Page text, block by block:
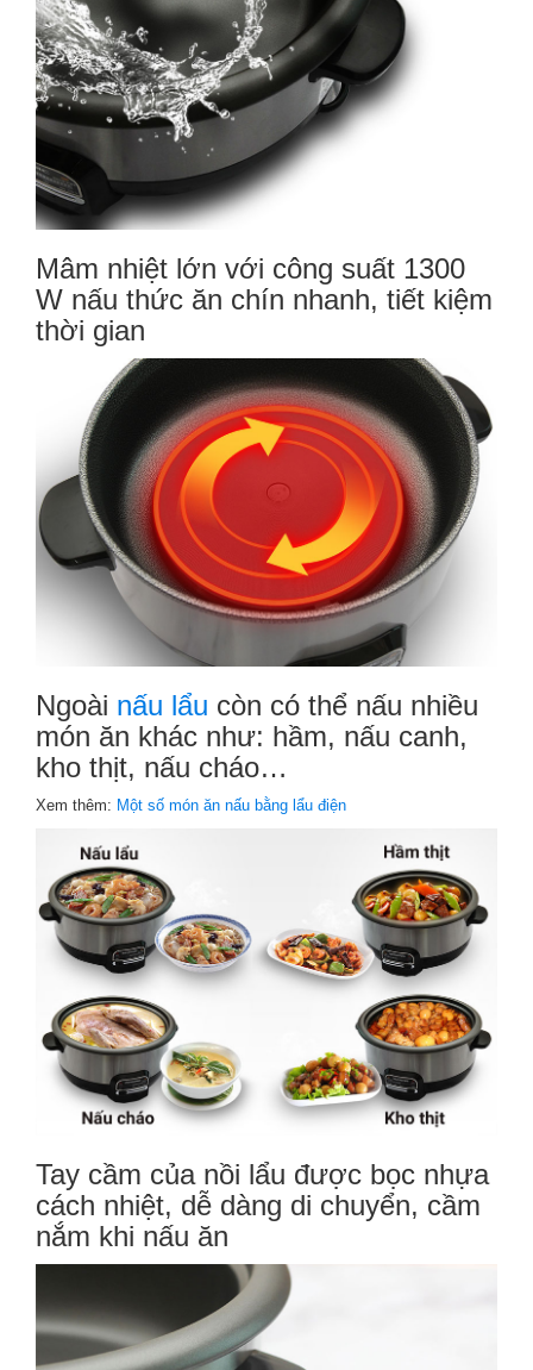
Mâm nhiệt lớn với công suất 1300
W nấu thức ăn chín nhanh, tiết kiệm
thời gian
Ngoài nấu lẩu còn có thể nấu nhiều
món ăn khác như: hầm, nấu canh,
kho thịt, nấu cháo…
Xem thêm: Một số món ăn nấu bằng lẩu điện
Tay cầm của nồi lẩu được bọc nhựa
cách nhiệt, dễ dàng di chuyển, cầm
nắm khi nấu ăn